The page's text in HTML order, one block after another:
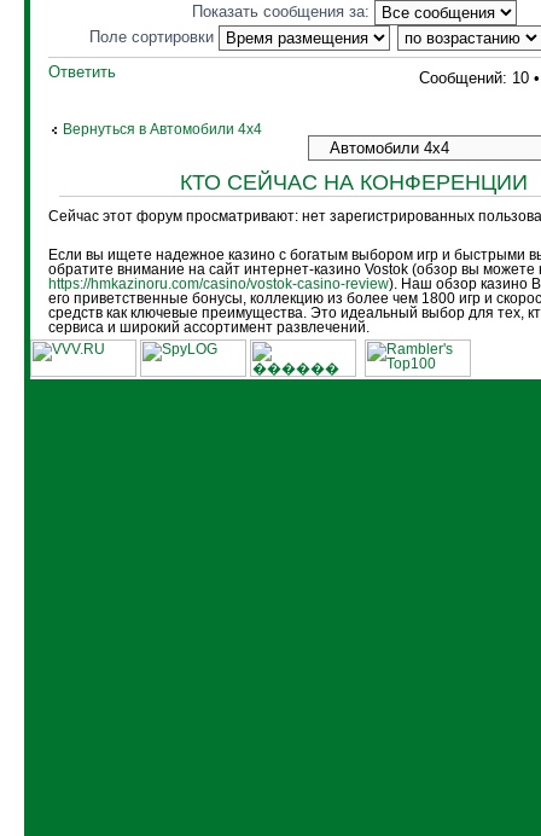
Показать сообщения за:
Поле сортировки
Ответить
Сообщений: 10
Вернуться в Автомобили 4х4
КТО СЕЙЧАС НА КОНФЕРЕНЦИИ
Сейчас этот форум просматривают: нет зарегистрированных
Если вы ищете надежное казино с богатым выбором игр и быстрыми
обратите внимание на сайт интернет-казино Vostok (обзор вы можете
https://hmkazinoru.com/casino/vostok-casino-review). Наш обзор казино
его приветственные бонусы, коллекцию из более чем 1800 игр и
средств как ключевые преимущества. Это идеальный выбор для тех,
сервиса и широкий ассортимент развлечений.